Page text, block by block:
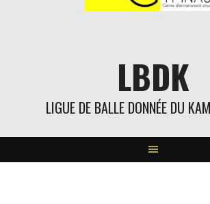
LBDK
LIGUE DE BALLE DONNÉE DU